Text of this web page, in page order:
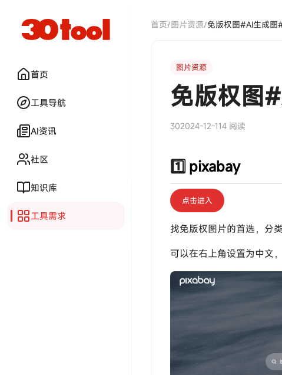
首页
工具导航
AI资讯
社区
知识库
工具需求
首页/图片资源/免版权图#AI生成图
图片资源
免版权图
302024-12-114 阅读
1️⃣ pixabay
点击进入
找免版权图片的首选，分
可以在右上角设置为中文，